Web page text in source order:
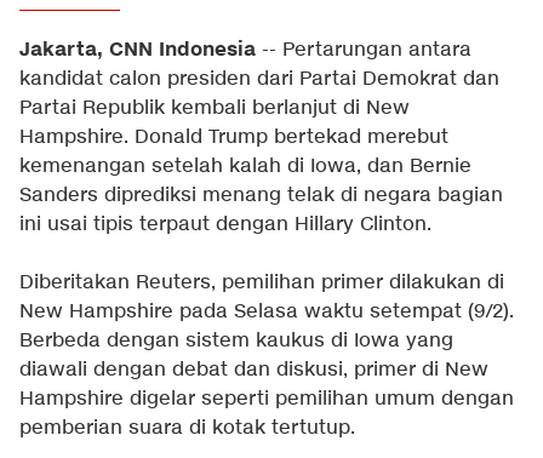
Jakarta, CNN Indonesia -- Pertarungan antara
kandidat calon presiden dari Partai Demokrat dan
Partai Republik kembali berlanjut di New
Hampshire. Donald Trump bertekad merebut
kemenangan setelah kalah di Iowa, dan Bernie
Sanders diprediksi menang telak di negara bagian
ini usai tipis terpaut dengan Hillary Clinton.
Diberitakan Reuters, pemilihan primer dilakukan di
New Hampshire pada Selasa waktu setempat (9/2).
Berbeda dengan sistem kaukus di Iowa yang
diawali dengan debat dan diskusi, primer di New
Hampshire digelar seperti pemilihan umum dengan
pemberian suara di kotak tertutup.